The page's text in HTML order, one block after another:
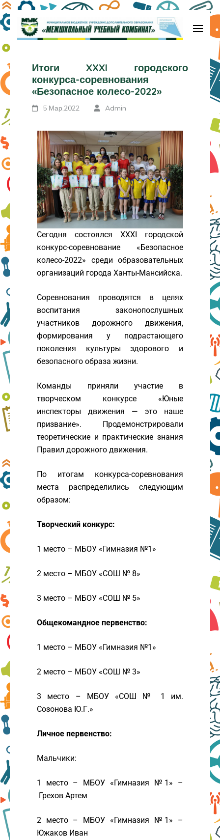
комбинат»
Итоги XXXI городского
конкурса-соревнования
«Безопасное колесо-2022»
5 Мар,2022 Admin
Сегодня состоялся XXXI городской
конкурс-соревнование «Безопасное
колесо-2022» среди образовательных
организаций города Ханты-Мансийска.
Соревнования проводятся в целях
воспитания законопослушных
участников дорожного движения,
формирования у подрастающего
поколения культуры здорового и
безопасного образа жизни.
Команды приняли участие в
творческом конкурсе «Юные
инспекторы движения — это наше
призвание». Продемонстрировали
теоретические и практические знания
Правил дорожного движения.
По итогам конкурса-соревнования
места распределились следующим
образом:
Творческий конкурс:
1 место – МБОУ «Гимназия №1»
2 место – МБОУ «СОШ № 8»
3 место – МБОУ «СОШ № 5»
Общекомандное первенство:
1 место – МБОУ «Гимназия №1»
2 место – МБОУ «СОШ № 3»
3 место – МБОУ «СОШ № 1 им.
Созонова Ю.Г.»
Личное первенство:
Мальчики:
1 место – МБОУ «Гимназия №1» –
Грехов Артем
2 место – МБОУ «Гимназия №1» –
Южаков Иван